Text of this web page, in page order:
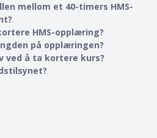
mellom et 40-timers HMS-
HMS-opplæring?
på opplæringen?
ved å ta kortere kurs?